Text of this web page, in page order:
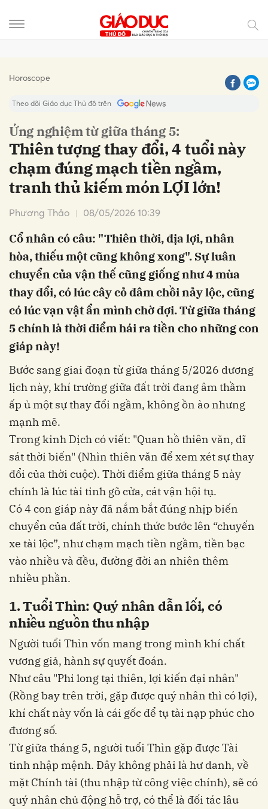
Horoscope
Theo dõi Giáo dục Thủ đô trên
Ứng nghiệm từ giữa tháng 5:
Thiên tượng thay đổi, 4 tuổi này
chạm đúng mạch tiền ngầm,
tranh thủ kiếm món LỢI lớn!
Phương Thảo 08/05/2026 10:39
Cổ nhân có câu: "Thiên thời, địa lợi, nhân
hòa, thiếu một cũng không xong". Sự luân
chuyển của vận thế cũng giống như 4 mùa
thay đổi, có lúc cây cỏ đâm chồi nảy lộc, cũng
có lúc vạn vật ẩn mình chờ đợi. Từ giữa tháng
5 chính là thời điểm hái ra tiền cho những con
giáp này!
Bước sang giai đoạn từ giữa tháng 5/2026 dương
lịch này, khí trường giữa đất trời đang âm thầm
ấp ủ một sự thay đổi ngầm, không ồn ào nhưng
mạnh mẽ.
Trong kinh Dịch có viết: "Quan hồ thiên văn, dĩ
sát thời biến" (Nhìn thiên văn để xem xét sự thay
đổi của thời cuộc). Thời điểm giữa tháng 5 này
chính là lúc tài tinh gõ cửa, cát vận hội tụ.
Có 4 con giáp này đã nắm bắt đúng nhịp biến
chuyển của đất trời, chính thức bước lên “chuyến
xe tài lộc”, như chạm mạch tiền ngầm, tiền bạc
vào nhiều và đều, đường đời an nhiên thêm
nhiều phần.
1. Tuổi Thìn: Quý nhân dẫn lối, có
nhiều nguồn thu nhập
Người tuổi Thìn vốn mang trong mình khí chất
vương giả, hành sự quyết đoán.
Như câu "Phi long tại thiên, lợi kiến đại nhân"
(Rồng bay trên trời, gặp được quý nhân thì có lợi),
khí chất này vốn là cái gốc để tụ tài nạp phúc cho
đương số.
Từ giữa tháng 5, người tuổi Thìn gặp được Tài
tinh nhập mệnh. Đây không phải là hư danh, về
mặt Chính tài (thu nhập từ công việc chính), sẽ có
quý nhân chủ động hỗ trợ, có thể là đối tác lâu